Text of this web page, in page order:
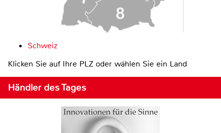
Schweiz
Klicken Sie auf Ihre PLZ oder wählen Sie ein Land
Händler des Tages